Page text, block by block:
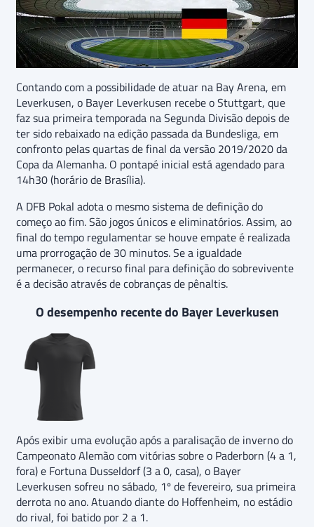
Contando com a possibilidade de atuar na Bay Arena, em
Leverkusen, o Bayer Leverkusen recebe o Stuttgart, que
faz sua primeira temporada na Segunda Divisão depois de
ter sido rebaixado na edição passada da Bundesliga, em
confronto pelas quartas de final da versão 2019/2020 da
Copa da Alemanha. O pontapé inicial está agendado para
14h30 (horário de Brasília).
A DFB Pokal adota o mesmo sistema de definição do
começo ao fim. São jogos únicos e eliminatórios. Assim, ao
final do tempo regulamentar se houve empate é realizada
uma prorrogação de 30 minutos. Se a igualdade
permanecer, o recurso final para definição do sobrevivente
é a decisão através de cobranças de pênaltis.
O desempenho recente do Bayer Leverkusen
Após exibir uma evolução após a paralisação de inverno do
Campeonato Alemão com vitórias sobre o Paderborn (4 a 1,
fora) e Fortuna Dusseldorf (3 a 0, casa), o Bayer
Leverkusen sofreu no sábado, 1º de fevereiro, sua primeira
derrota no ano. Atuando diante do Hoffenheim, no estádio
do rival, foi batido por 2 a 1.